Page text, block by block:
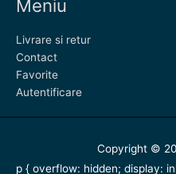
Meniu
Livrare si retur
Contact
Favorite
Autentificare
Copyright ©
p { overflow: hidden; display: